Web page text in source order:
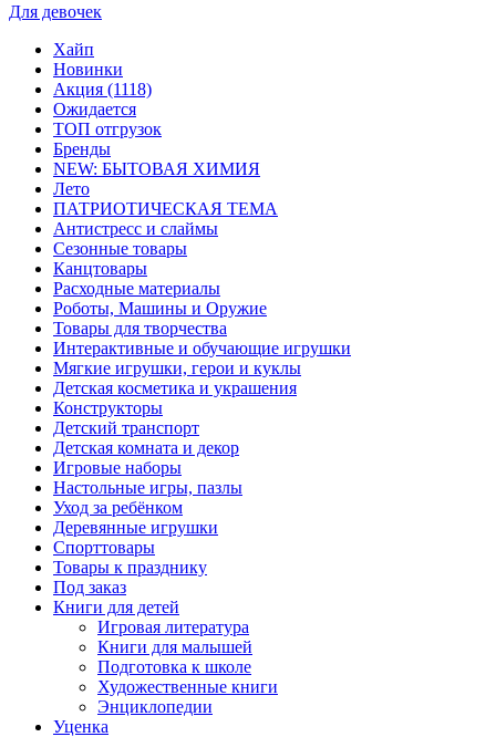
Для девочек
Хайп
Новинки
Акция (1118)
Ожидается
ТОП отгрузок
Бренды
NEW: БЫТОВАЯ ХИМИЯ
Лето
ПАТРИОТИЧЕСКАЯ ТЕМА
Антистресс и слаймы
Сезонные товары
Канцтовары
Расходные материалы
Роботы, Машины и Оружие
Товары для творчества
Интерактивные и обучающие игрушки
Мягкие игрушки, герои и куклы
Детская косметика и украшения
Конструкторы
Детский транспорт
Детская комната и декор
Игровые наборы
Настольные игры, пазлы
Уход за ребёнком
Деревянные игрушки
Спорттовары
Товары к празднику
Под заказ
Книги для детей
Игровая литература
Книги для малышей
Подготовка к школе
Художественные книги
Энциклопедии
Уценка